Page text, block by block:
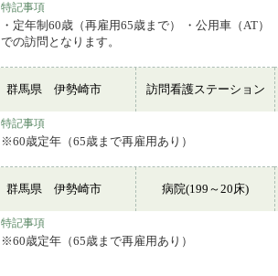
特記事項
・定年制60歳（再雇用65歳まで） ・公用車（AT）
での訪問となります。
群馬県 伊勢崎市 訪問看護ステーション
特記事項
※60歳定年（65歳まで再雇用あり）
群馬県 伊勢崎市 病院(199～20床)
特記事項
※60歳定年（65歳まで再雇用あり）